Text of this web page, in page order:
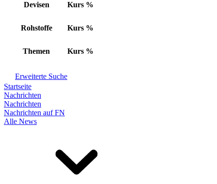
Devisen Kurs %
Rohstoffe Kurs %
Themen Kurs %
Erweiterte Suche
Startseite
Nachrichten
Nachrichten
Nachrichten auf FN
Alle News